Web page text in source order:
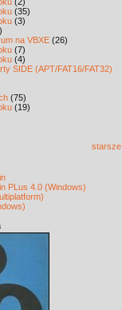
(35)
(3)
na VBXE (26)
(7)
(4)
SIDE (APT/FAT16/FAT32)
(75)
(19)
starsze
PLus 4.0 (Windows)